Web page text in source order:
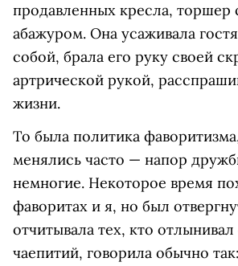
продавленных кресла,
абажуром. Она усаживала
собой, брала его руку своей
артрической рукой,
жизни.
То была политика
менялись часто — напор
немногие. Некоторое время
фаворитах и я, но был
отчитывала тех, кто
чаепитий, говорила обычно